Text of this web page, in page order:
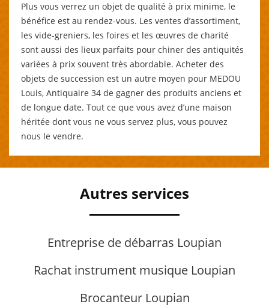
Plus vous verrez un objet de qualité à prix minime, le
bénéfice est au rendez-vous. Les ventes d’assortiment,
les vide-greniers, les foires et les œuvres de charité
sont aussi des lieux parfaits pour chiner des antiquités
variées à prix souvent très abordable. Acheter des
objets de succession est un autre moyen pour MEDOU
Louis, Antiquaire 34 de gagner des produits anciens et
de longue date. Tout ce que vous avez d’une maison
héritée dont vous ne vous servez plus, vous pouvez
nous le vendre.
Autres services
Entreprise de débarras Loupian
Rachat instrument musique Loupian
Brocanteur Loupian